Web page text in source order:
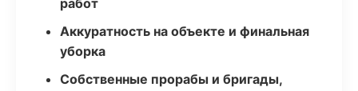
работ
Аккуратность на объекте и финальная
уборка
Собственные прорабы и бригады,